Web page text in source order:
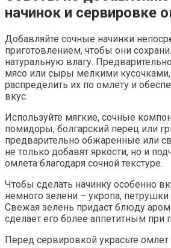
начинок и сервировке
Добавляйте сочные начинки
приготовлением, чтобы они
натуральную влагу.
мясо или сыры мелкими
распределить их по омлету и
вкус.
Используйте мягкие, сочные
помидоры, болгарский перец или
предварительно обжаренные или
не только добавят яркости, но и
омлета благодаря сочной текстуре.
Чтобы сделать начинку особенно
немного зелени – укропа, петрушки
Свежая зелень придаст блюду
сделает его более аппетитным при
Перед сервировкой украсьте